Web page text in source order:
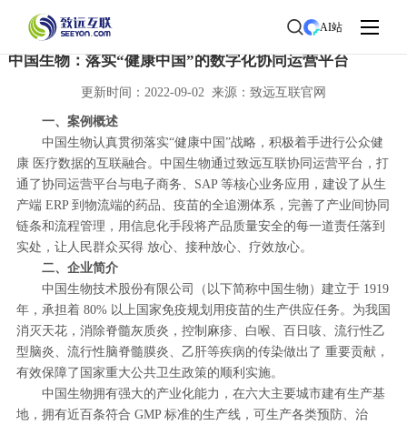
AI站
首页>了解致远>新闻中心
中国生物：落实“健康中国”的数字化协同运营平台
更新时间：2022-09-02 来源：致远互联官网
一、案例概述
中国生物认真贯彻落实“健康中国”战略，积极着手进行公众健
康 医疗数据的互联融合。中国生物通过致远互联协同运营平台，打
通了协同运营平台与电子商务、SAP 等核心业务应用，建设了从生
产端 ERP 到物流端的药品、疫苗的全追溯体系，完善了产业间协同
链条和流程管理，用信息化手段将产品质量安全的每一道责任落到
实处，让人民群众买得 放心、接种放心、疗效放心。
二、企业简介
中国生物技术股份有限公司（以下简称中国生物）建立于 1919
年，承担着 80% 以上国家免疫规划用疫苗的生产供应任务。为我国
消灭天花，消除脊髓灰质炎，控制麻疹、白喉、百日咳、流行性乙
型脑炎、流行性脑脊髓膜炎、乙肝等疾病的传染做出了 重要贡献，
有效保障了国家重大公共卫生政策的顺利实施。
中国生物拥有强大的产业化能力，在六大主要城市建有生产基
地，拥有近百条符合 GMP 标准的生产线，可生产各类预防、治